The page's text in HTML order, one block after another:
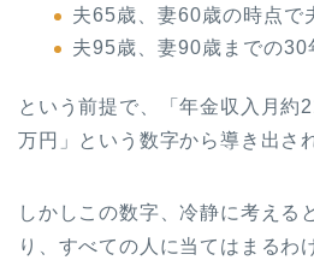
夫65歳、妻60歳の時点で
夫95歳、妻90歳までの30
という前提で、「年金収入月約
万円」という数字から導き出さ
しかしこの数字、冷静に考える
り、すべての人に当てはまるわ